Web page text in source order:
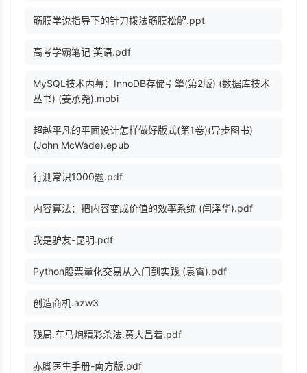
筋膜学说指导下的针刀拨法筋膜松解.ppt
高考学霸笔记 英语.pdf
MySQL技术内幕：InnoDB存储引擎(第2版) (数据库技术
丛书) (姜承尧).mobi
超越平凡的平面设计怎样做好版式(第1卷)(异步图书)
(John McWade).epub
行测常识1000题.pdf
内容算法：把内容变成价值的效率系统 (闫泽华).pdf
我是驴友-昆明.pdf
Python股票量化交易从入门到实践 (袁霄).pdf
创造商机.azw3
残局.车马炮精彩杀法.黄大昌着.pdf
赤脚医生手册-南方版.pdf